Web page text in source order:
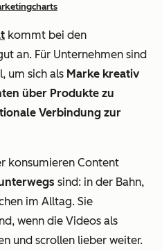
kommt bei den
an. Für Unternehmen sind
um sich als Marke kreativ
über Produkte zu
Verbindung zur
konsumieren Content
sind: in der Bahn,
im Alltag. Sie
wenn die Videos als
und scrollen lieber weiter.